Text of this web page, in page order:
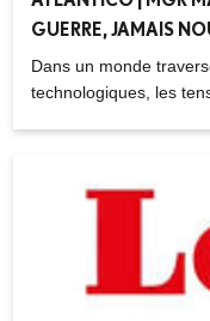
GUERRE, JAMAIS
DU MESSAGE DE
Dans un monde
technologiques, les
résurrection du Christ
repère pour penser